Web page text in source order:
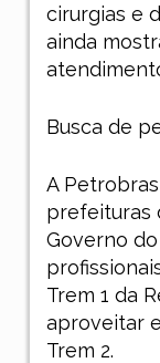
cirurgias e
ainda
Busca de
A
prefeituras
Governo
Trem 1 da
aproveitar
Trem 2.